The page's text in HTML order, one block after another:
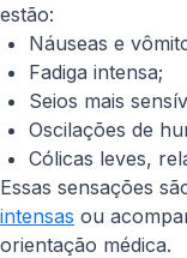
estão:
Náuseas e
Fadiga intensa;
Seios mais
Oscilações de
Cólicas leves,
Essas sensações
intensas ou
orientação médica.